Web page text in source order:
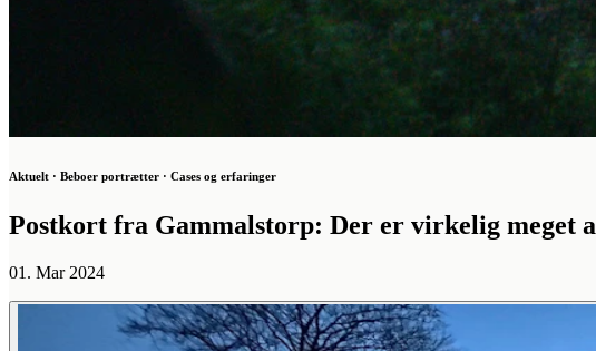
Aktuelt · Beboer portrætter · Cases og erfaringer
Postkort fra Gammalstorp: Der er virkelig meget
01. Mar 2024